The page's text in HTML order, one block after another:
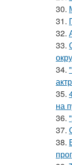
30.
31.
32.
33.
34.
35.
на
36.
37.
38.